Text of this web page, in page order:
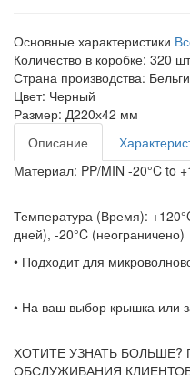
Основные характеристики
Количество в коробке: 320
Страна производства:
Цвет: Черный
Размер: Д220х42 мм
Описание
Материал: PP/MIN -20°C to
Температура (Время):
дней), -20°C (неограничено)
• Подходит для
• На ваш выбор крышка или
ХОТИТЕ УЗНАТЬ
ОБСЛУЖИВАНИЯ